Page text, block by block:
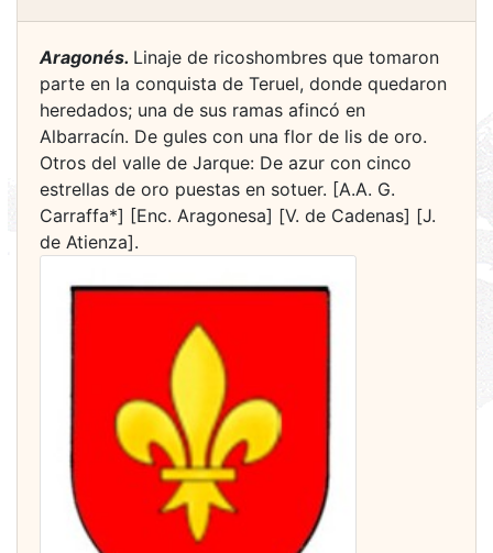
Aragonés. Linaje de ricoshombres que tomaron
parte en la conquista de Teruel, donde quedaron
heredados; una de sus ramas afincó en
Albarracín. De gules con una flor de lis de oro.
Otros del valle de Jarque: De azur con cinco
estrellas de oro puestas en sotuer. [A.A. G.
Carraffa*] [Enc. Aragonesa] [V. de Cadenas] [J.
de Atienza].